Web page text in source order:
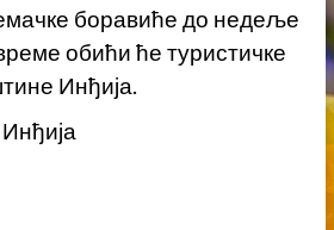
боравиће до недеље
обићи ће туристичке
Инђија.